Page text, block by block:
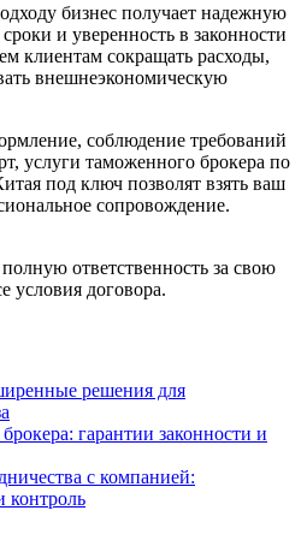
бизнес получает надежную
и уверенность в законности
клиентам сокращать расходы,
внешнеэкономическую
соблюдение требований
услуги таможенного брокера по
под ключ позволят взять ваш
сопровождение.
ответственность за свою
условия договора.
решения для
гарантии законности и
с компанией:
контроль